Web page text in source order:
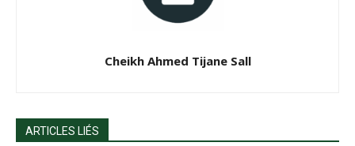
Cheikh Ahmed Tijane Sall
ARTICLES LIÉS